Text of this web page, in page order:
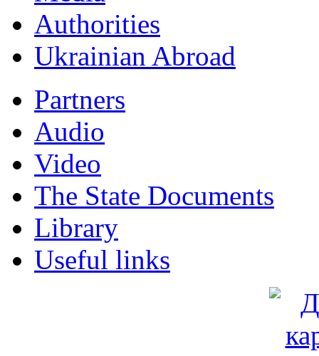
Authorities
Ukrainian Abroad
Partners
Audio
Video
The State Documents
Library
Useful links